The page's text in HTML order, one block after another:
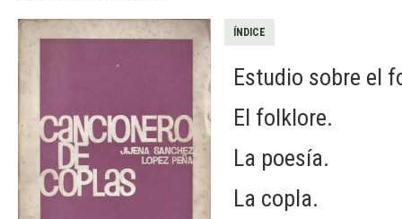
ÍNDICE
Estudio sobre el
El folklore.
La poesía.
La copla.